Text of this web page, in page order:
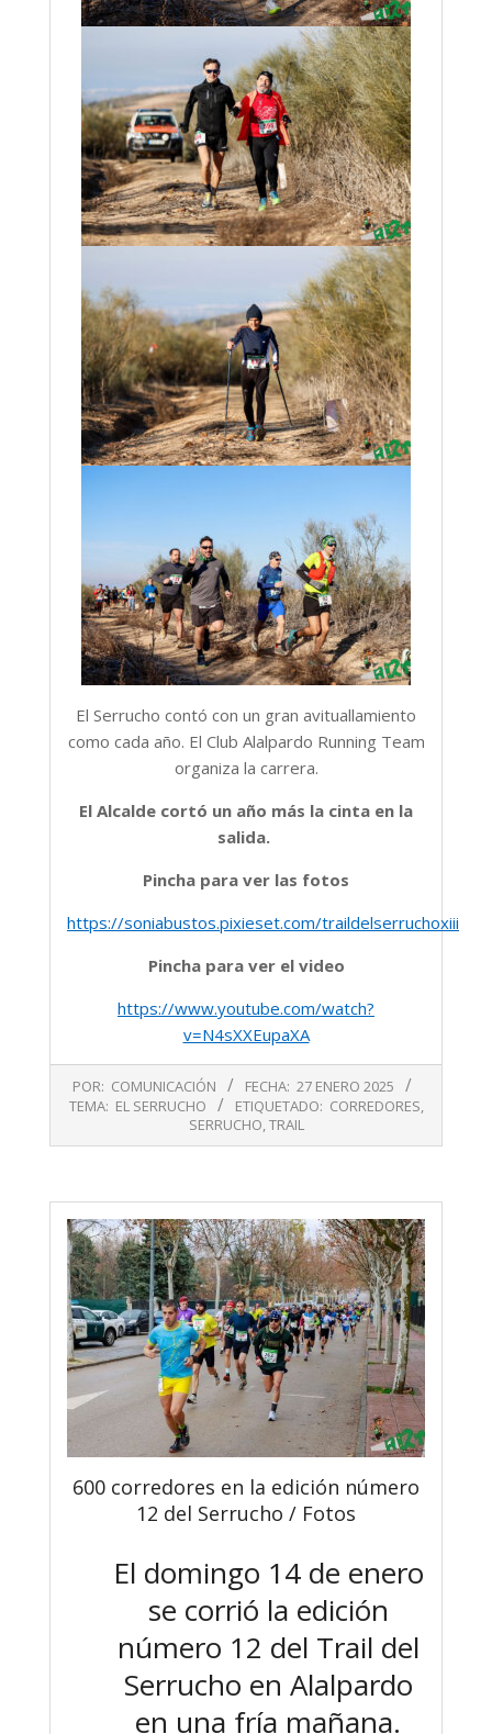
El Serrucho contó con un gran avituallamiento
como cada año. El Club Alalpardo Running Team
organiza la carrera.
El Alcalde cortó un año más la cinta en la
salida.
Pincha para ver las fotos
https://soniabustos.pixieset.com/traildelserruchoxiii/
Pincha para ver el video
https://www.youtube.com/watch?
v=N4sXXEupaXA
01-
POR: COMUNICACIÓN FECHA: 27 ENERO 2025
TEMA: EL SERRUCHO ETIQUETADO: CORREDORES,
SERRUCHO,TRAIL
600 corredores en la edición número
12 del Serrucho / Fotos
El domingo 14 de enero
se corrió la edición
número 12 del Trail del
Serrucho en Alalpardo
en una fría mañana.